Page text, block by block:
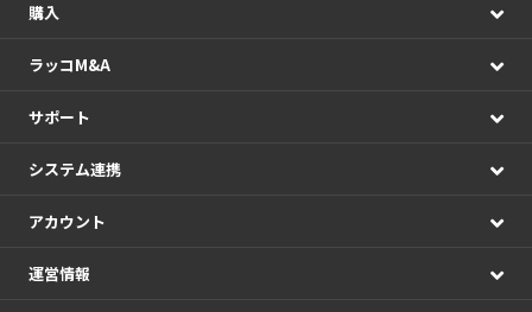
購入
ラッコM&A
サポート
システム連携
アカウント
運営情報